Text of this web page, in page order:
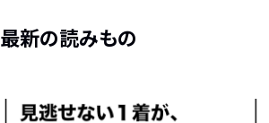
最新の読みもの